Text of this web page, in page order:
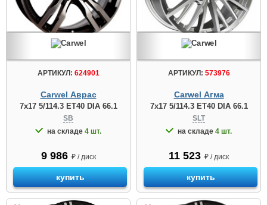
АРТИКУЛ: 624901
Carwel Аврас
7x17 5/114.3 ET40 DIA 66.1
SB
на складе 4 шт.
9 986 ₽ / диск
купить
АРТИКУЛ: 573976
Carwel Агма
7x17 5/114.3 ET40 DIA 66.1
SLT
на складе 4 шт.
11 523 ₽ / диск
купить